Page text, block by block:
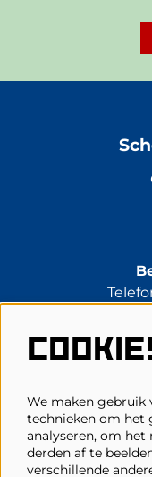
We maken gebruik
technieken om het
analyseren, om
derden af te
verschillende